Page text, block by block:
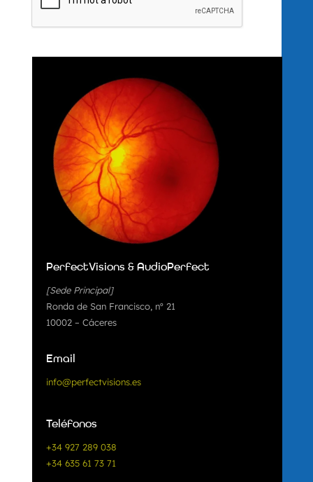
PerfectVisions & AudioPerfect
[Sede Principal]
Ronda de San Francisco, nº 21
10002 – Cáceres
Email
info@perfectvisions.es
Teléfonos
+34 927 289 038
+34 635 61 73 71